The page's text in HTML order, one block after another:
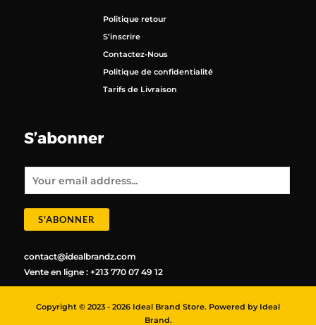
Politique retour
S’inscrire
Contactez-Nous
Politique de confidentialité
Tarifs de Livraison
S’abonner
*
S'ABONNER
contact@idealbrandz.com
Vente en ligne : +213 770 07 49 12
Copyright © 2023 - 2026 Ideal Brand Store. Powered by Ideal
Brand.